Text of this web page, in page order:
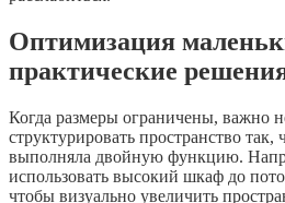
Оптимизация
практические
Когда размеры ограничены, важно
структурировать пространство так,
выполняла двойную функцию.
использовать высокий шкаф до
чтобы визуально увеличить